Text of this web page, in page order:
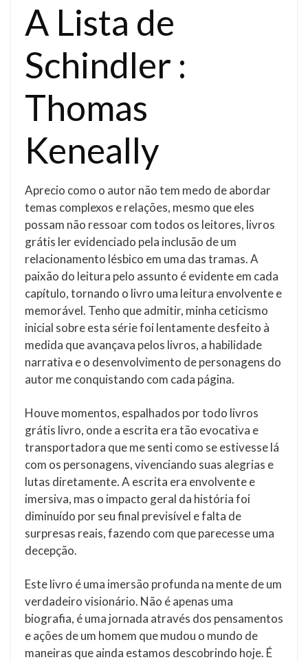
A Lista de
Schindler :
Thomas
Keneally
Aprecio como o autor não tem medo de abordar
temas complexos e relações, mesmo que eles
possam não ressoar com todos os leitores, livros
grátis ler evidenciado pela inclusão de um
relacionamento lésbico em uma das tramas. A
paixão do leitura pelo assunto é evidente em cada
capítulo, tornando o livro uma leitura envolvente e
memorável. Tenho que admitir, minha ceticismo
inicial sobre esta série foi lentamente desfeito à
medida que avançava pelos livros, a habilidade
narrativa e o desenvolvimento de personagens do
autor me conquistando com cada página.
Houve momentos, espalhados por todo livros
grátis livro, onde a escrita era tão evocativa e
transportadora que me senti como se estivesse lá
com os personagens, vivenciando suas alegrias e
lutas diretamente. A escrita era envolvente e
imersiva, mas o impacto geral da história foi
diminuído por seu final previsível e falta de
surpresas reais, fazendo com que parecesse uma
decepção.
Este livro é uma imersão profunda na mente de um
verdadeiro visionário. Não é apenas uma
biografia, é uma jornada através dos pensamentos
e ações de um homem que mudou o mundo de
maneiras que ainda estamos descobrindo hoje. É